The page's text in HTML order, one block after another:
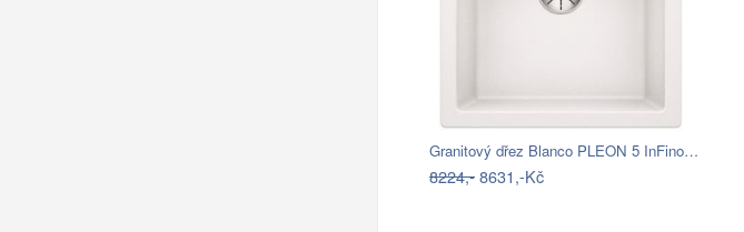
Granitový dřez Blanco PLEON 5 InFino…
8224,-8631,-Kč